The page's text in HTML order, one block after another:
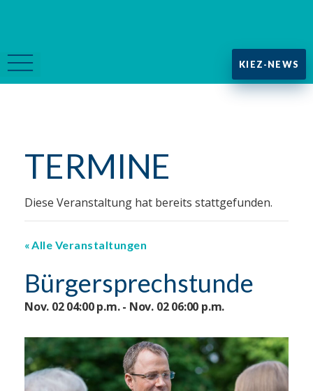
KIEZ-NEWS
TERMINE
Diese Veranstaltung hat bereits stattgefunden.
Alle Veranstaltungen
Bürgersprechstunde
Nov. 02 04:00 p.m. - Nov. 02 06:00 p.m.